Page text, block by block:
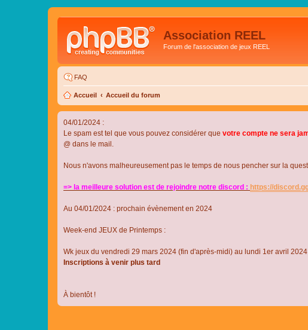
Association REEL
Forum de l'association de jeux REEL
FAQ
Accueil Accueil du forum
04/01/2024 :
Le spam est tel que vous pouvez considérer que votre compte ne sera
@ dans le mail.
Nous n'avons malheureusement pas le temps de nous pencher sur la
=> la meilleure solution est de rejoindre notre discord : https://
Au 04/01/2024 : prochain évènement en 2024
Week-end JEUX de Printemps :
Wk jeux du vendredi 29 mars 2024 (fin d'après-midi) au lundi 1er avril
Inscriptions à venir plus tard
À bientôt !